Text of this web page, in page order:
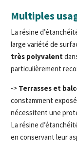
Multiples
La résine
large variété de
très polyvalent
particulièrement
-> Terrasses et
constamment
nécessitent une
La résine
en conservant leur